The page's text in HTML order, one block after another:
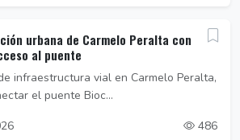
urbana de Carmelo Peralta con
al puente
infraestructura vial en Carmelo Peralta,
el puente Bioc...
486